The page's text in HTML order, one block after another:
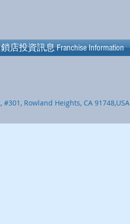
鎖店投資訊息 Franchise Information
店投資訊息 Franchise Information
Rowland Heights, CA 91748,USA